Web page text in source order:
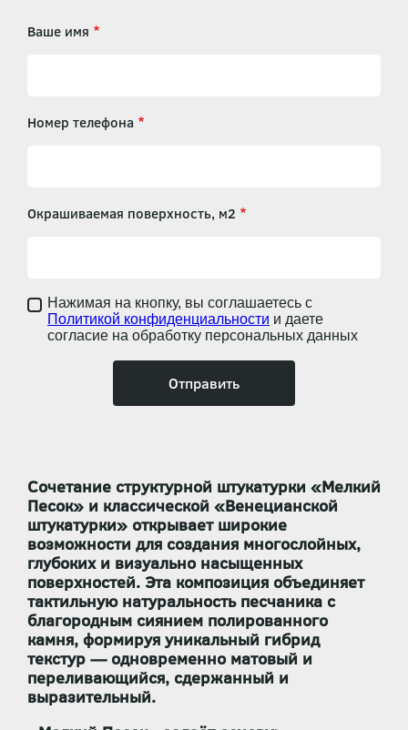
Ваше имя
Номер телефона
Окрашиваемая поверхность, м2
Нажимая на кнопку, вы соглашаетесь с
Политикой конфиденциальности и даете
согласие на обработку персональных данных
Сочетание структурной штукатурки «Мелкий
Песок» и классической «Венецианской
штукатурки» открывает широкие
возможности для создания многослойных,
глубоких и визуально насыщенных
поверхностей. Эта композиция объединяет
тактильную натуральность песчаника с
благородным сиянием полированного
камня, формируя уникальный гибрид
текстур — одновременно матовый и
переливающийся, сдержанный и
выразительный.